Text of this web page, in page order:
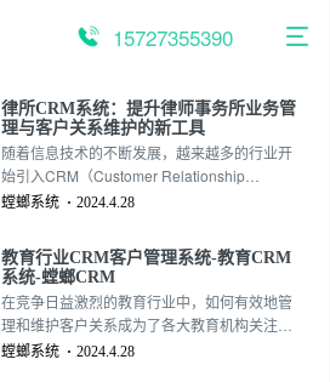
15727355390
律所CRM系统：提升律师事务所业务管
理与客户关系维护的新工具
随着信息技术的不断发展，越来越多的行业开
始引入CRM（Customer Relationship
Management，客户关系管理）系统来提升业
律所CRM系统也逐渐成为律师事务所提升业务
管理效率和客户关系维护的重要工具。本文将
围绕律所CRM系统的核心内容展开讨论。157-
2735-5390
螳螂系统 2024.4.28
教育行业CRM客户管理系统-教育CRM
系统-螳螂CRM
在竞争日益激烈的教育行业中，如何有效地管
理和维护客户关系成为了各大教育机构关注的
焦点。随着信息技术的不断发展，越来越多的
螳螂系统 2024.4.28